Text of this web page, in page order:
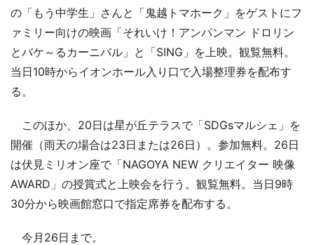
の「もう中学生」さんと「鬼越トマホーク」をゲストにフ
ァミリー向けの映画「それいけ！アンパンマン ドロリン
とバケ～るカーニバル」と「SING」を上映。観覧無料。
当日10時からイオンホール入り口で入場整理券を配布す
る。
このほか、20日は星が丘テラスで「SDGsマルシェ」を
開催（雨天の場合は23日または26日）。参加無料。26日
は伏見ミリオン座で「NAGOYA NEW クリエイター 映像
AWARD」の授賞式と上映会を行う。観覧無料。当日9時
30分から映画館窓口で指定席券を配布する。
今月26日まで。